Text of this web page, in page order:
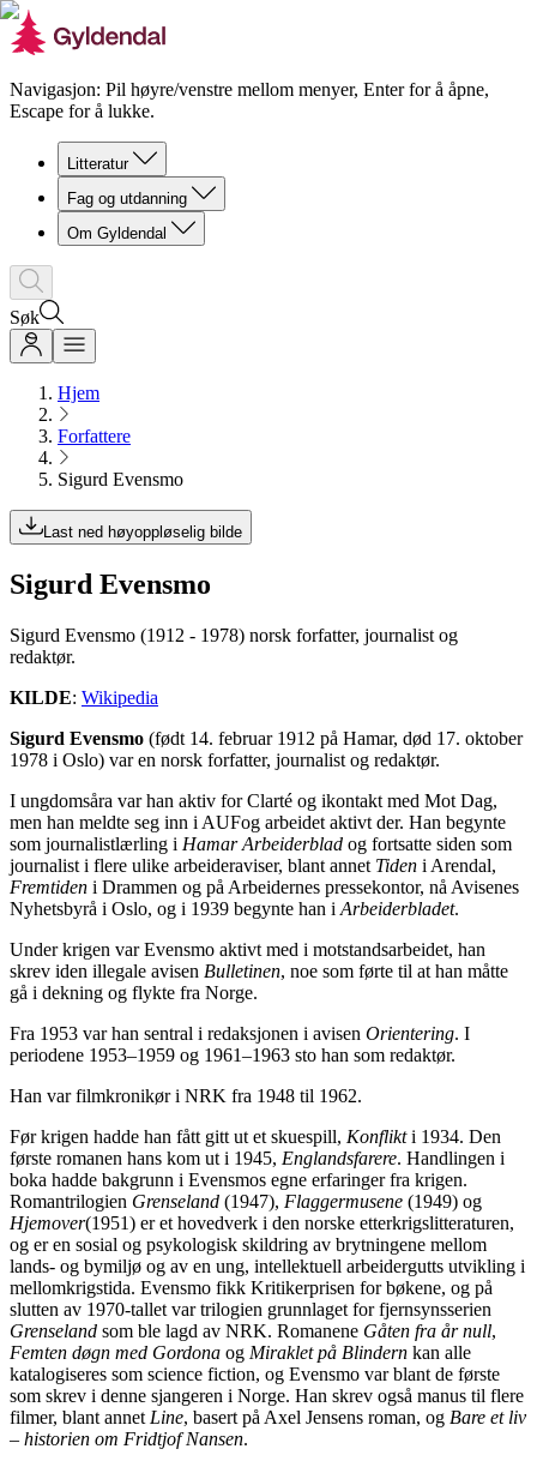
Navigasjon: Pil høyre/venstre mellom menyer, Enter for å åpne,
Escape for å lukke.
Litteratur
Fag og utdanning
Om Gyldendal
Søk
Hjem
Forfattere
Sigurd Evensmo
Last ned høyoppløselig bilde
Sigurd Evensmo
Sigurd Evensmo (1912 - 1978) norsk forfatter, journalist og
redaktør.
KILDE: Wikipedia
Sigurd Evensmo (født 14. februar 1912 på Hamar, død 17. oktober
1978 i Oslo) var en norsk forfatter, journalist og redaktør.
I ungdomsåra var han aktiv for Clarté og ikontakt med Mot Dag,
men han meldte seg inn i AUFog arbeidet aktivt der. Han begynte
som journalistlærling i Hamar Arbeiderblad og fortsatte siden som
journalist i flere ulike arbeideraviser, blant annet Tiden i Arendal,
Fremtiden i Drammen og på Arbeidernes pressekontor, nå Avisenes
Nyhetsbyrå i Oslo, og i 1939 begynte han i Arbeiderbladet.
Under krigen var Evensmo aktivt med i motstandsarbeidet, han
skrev iden illegale avisen Bulletinen, noe som førte til at han måtte
gå i dekning og flykte fra Norge.
Fra 1953 var han sentral i redaksjonen i avisen Orientering. I
periodene 1953–1959 og 1961–1963 sto han som redaktør.
Han var filmkronikør i NRK fra 1948 til 1962.
Før krigen hadde han fått gitt ut et skuespill, Konflikti 1934. Den
første romanen hans kom ut i 1945, Englandsfarere. Handlingen i
boka hadde bakgrunn i Evensmos egne erfaringer fra krigen.
Romantrilogien Grenseland (1947), Flaggermusene (1949) og
Hjemover(1951) er et hovedverk i den norske etterkrigslitteraturen,
og er en sosial og psykologisk skildring av brytningene mellom
lands- og bymiljø og av en ung, intellektuell arbeidergutts utvikling i
mellomkrigstida. Evensmo fikk Kritikerprisen for bøkene, og på
slutten av 1970-tallet var trilogien grunnlaget for fjernsynsserien
Grenseland som ble lagd av NRK. Romanene Gåten fra år null,
Femten døgn med Gordona og Miraklet på Blindern kan alle
katalogiseres som science fiction, og Evensmo var blant de første
som skrev i denne sjangeren i Norge. Han skrev også manus til flere
filmer, blant annet Line, basert på Axel Jensens roman, og Bare et liv
– historien om Fridtjof Nansen.